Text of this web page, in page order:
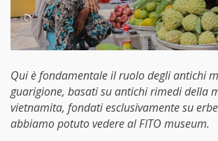
Qui è fondamentale il ruolo degli antichi
guarigione, basati su antichi rimedi della
vietnamita, fondati esclusivamente su
abbiamo potuto vedere al FITO museum.